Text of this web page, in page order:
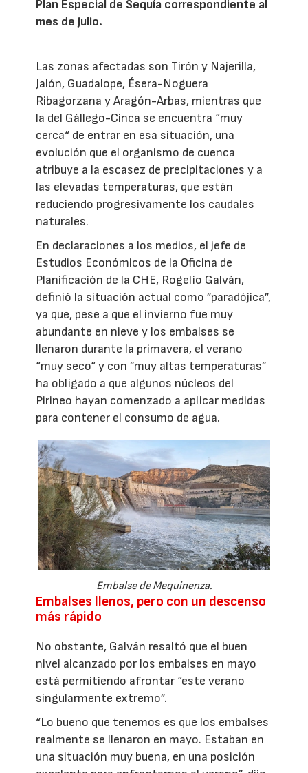
Plan Especial de Sequía correspondiente al
mes de julio.
Las zonas afectadas son Tirón y Najerilla,
Jalón, Guadalope, Ésera-Noguera
Ribagorzana y Aragón-Arbas, mientras que
la del Gállego-Cinca se encuentra “muy
cerca“ de entrar en esa situación, una
evolución que el organismo de cuenca
atribuye a la escasez de precipitaciones y a
las elevadas temperaturas, que están
reduciendo progresivamente los caudales
naturales.
En declaraciones a los medios, el jefe de
Estudios Económicos de la Oficina de
Planificación de la CHE, Rogelio Galván,
definió la situación actual como ”paradójica”,
ya que, pese a que el invierno fue muy
abundante en nieve y los embalses se
llenaron durante la primavera, el verano
“muy seco“ y con ”muy altas temperaturas”
ha obligado a que algunos núcleos del
Pirineo hayan comenzado a aplicar medidas
para contener el consumo de agua.
Embalse de Mequinenza.
Embalses llenos, pero con un descenso
más rápido
No obstante, Galván resaltó que el buen
nivel alcanzado por los embalses en mayo
está permitiendo afrontar “este verano
singularmente extremo”.
“Lo bueno que tenemos es que los embalses
realmente se llenaron en mayo. Estaban en
una situación muy buena, en una posición